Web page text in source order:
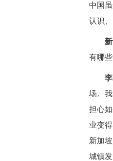
中国
认识
有哪
场。
担心
业变
新加
城镇